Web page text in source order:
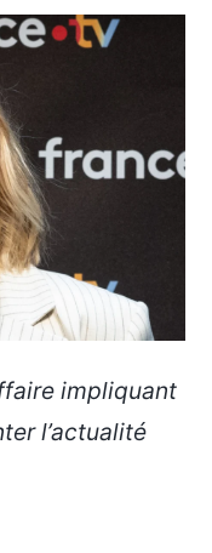
impliquant
l’actualité